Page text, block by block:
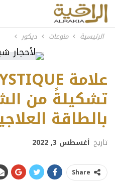
الرئيسية منوعات ديكور
تشكيلةً من
بالطاقة
تاريخ أغسطس 3, 2022
Share